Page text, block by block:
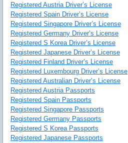
Registered Austria Driver’s License
Registered Spain Driver’s License
Registered Singapore Driver’s License
Registered Germany Driver’s License
Registered S Korea Driver’s License
Registered Japanese Driver’s License
Registered Finland Driver’s License
Registered Luxembourg Driver’s License
Registered Australian Driver’s License
Registered Austria Passports
Registered Spain Passports
Registered Singapore Passports
Registered Germany Passports
Registered S Korea Passports
Registered Japanese Passports